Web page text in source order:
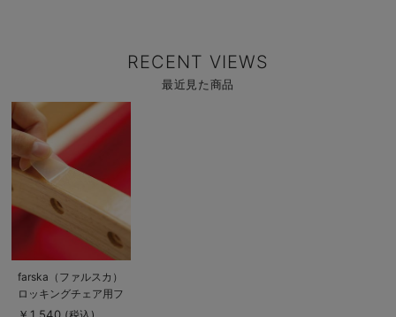
RECENT VIEWS
最近見た商品
商
品
詳
細
見
る
商
品
詳
細
farska（ファルスカ）
ロッキングチェア用フ
レーム保護テープ